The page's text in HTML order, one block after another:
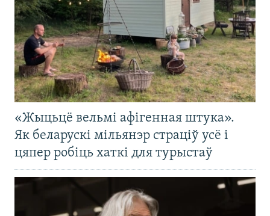
«Жыцьцё вельмі афігенная штука».
Як беларускі мільянэр страціў усё і
цяпер робіць хаткі для турыстаў